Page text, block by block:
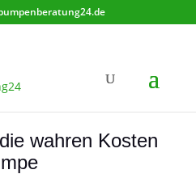
wahren Kosten